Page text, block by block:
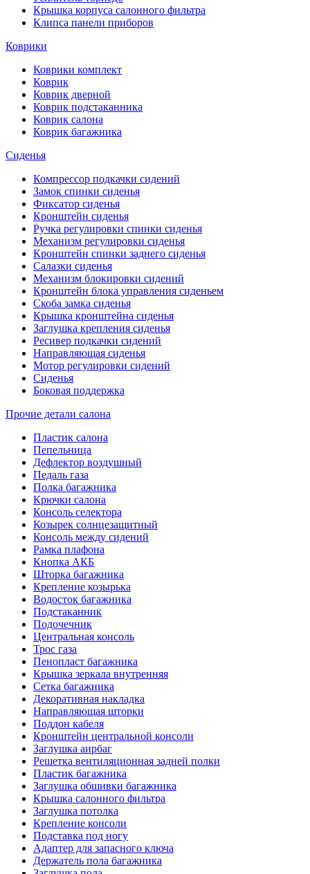
Крышка корпуса салонного фильтра
Клипса панели приборов
Коврики
Коврики комплект
Коврик
Коврик дверной
Коврик подстаканника
Коврик салона
Коврик багажника
Сиденья
Компрессор подкачки сидений
Замок спинки сиденья
Фиксатор сиденья
Кронштейн сиденья
Ручка регулировки спинки сиденья
Механизм регулировки сиденья
Кронштейн спинки заднего сиденья
Салазки сиденья
Механизм блокировки сидений
Кронштейн блока управления сиденьем
Скоба замка сиденья
Крышка кронштейна сиденья
Заглушка крепления сиденья
Ресивер подкачки сидений
Направляющая сиденья
Мотор регулировки сидений
Сиденья
Боковая поддержка
Прочие детали салона
Пластик салона
Пепельница
Дефлектор воздушный
Педаль газа
Полка багажника
Крючки салона
Консоль селектора
Козырек солнцезащитный
Консоль между сидений
Рамка плафона
Кнопка АКБ
Шторка багажника
Крепление козырька
Водосток багажника
Подстаканник
Подочечник
Центральная консоль
Трос газа
Пенопласт багажника
Крышка зеркала внутренняя
Сетка багажника
Декоративная накладка
Направляющая шторки
Поддон кабеля
Кронштейн центральной консоли
Заглушка аирбаг
Решетка вентиляционная задней полки
Пластик багажника
Заглушка обшивки багажника
Крышка салонного фильтра
Заглушка потолка
Крепление консоли
Подставка под ногу
Адаптер для запасного ключа
Держатель пола багажника